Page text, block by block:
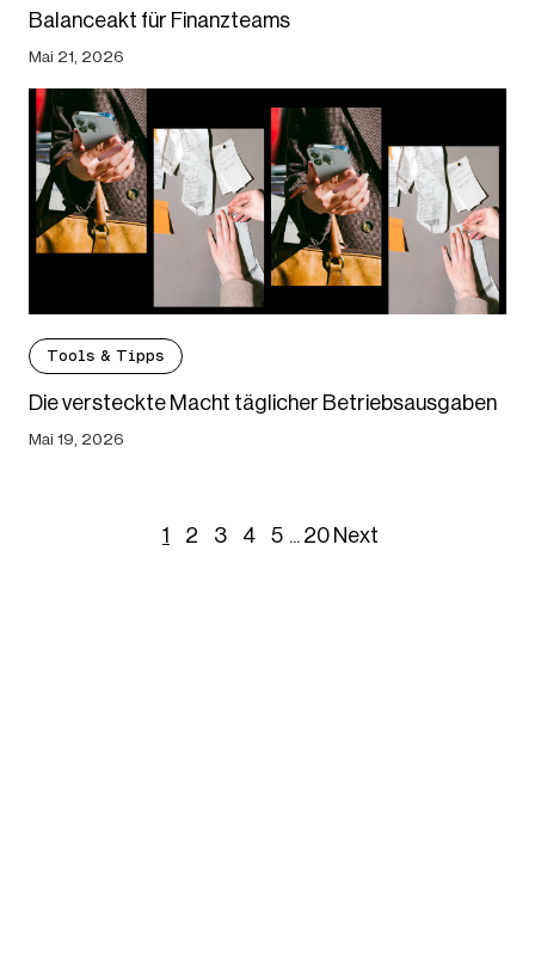
Balanceakt für Finanzteams
Mai 21, 2026
Tools & Tipps
Die versteckte Macht täglicher Betriebsausgaben
Mai 19, 2026
1 2 3 4 5 ... 20 Next